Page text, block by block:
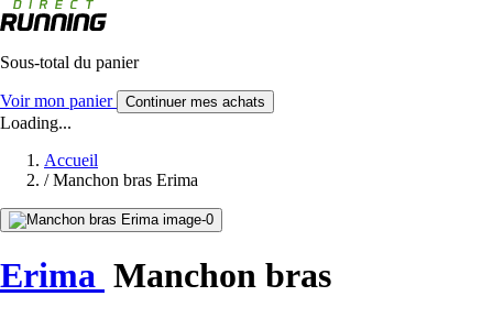
Sous-total du panier
Voir mon panier Continuer mes achats
Loading...
Accueil
/ Manchon bras Erima
Erima Manchon bras